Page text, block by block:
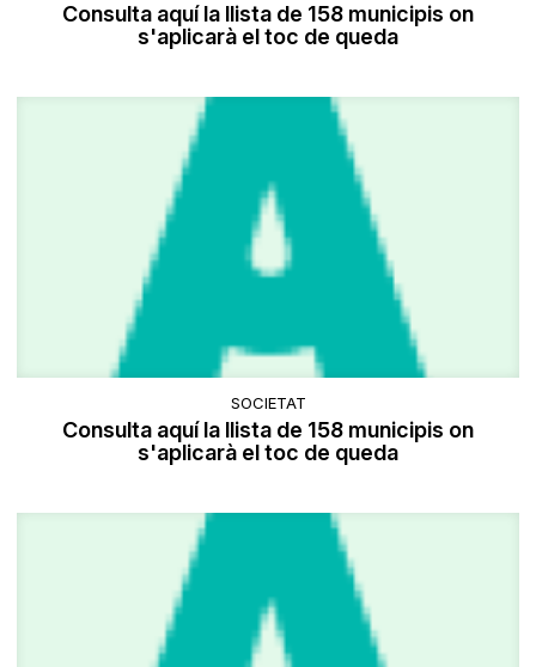
Consulta aquí la llista de 158 municipis on
s'aplicarà el toc de queda
SOCIETAT
Consulta aquí la llista de 158 municipis on
s'aplicarà el toc de queda